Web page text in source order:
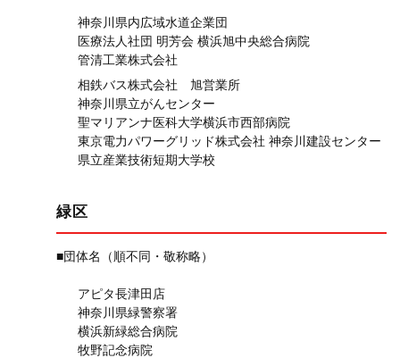
神奈川県内広域水道企業団
医療法人社団 明芳会 横浜旭中央総合病院
管清工業株式会社
相鉄バス株式会社 旭営業所
神奈川県立がんセンター
聖マリアンナ医科大学横浜市西部病院
東京電力パワーグリッド株式会社 神奈川建設センター
県立産業技術短期大学校
緑区
■団体名（順不同・敬称略）
アピタ長津田店
神奈川県緑警察署
横浜新緑総合病院
牧野記念病院